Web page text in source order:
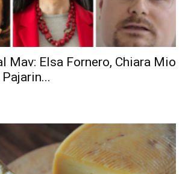
Mav: Elsa Fornero, Chiara Mio